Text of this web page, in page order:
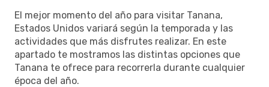
El mejor momento del año para visitar Tanana,
Estados Unidos variará según la temporada y las
actividades que más disfrutes realizar. En este
apartado te mostramos las distintas opciones que
Tanana te ofrece para recorrerla durante cualquier
época del año.